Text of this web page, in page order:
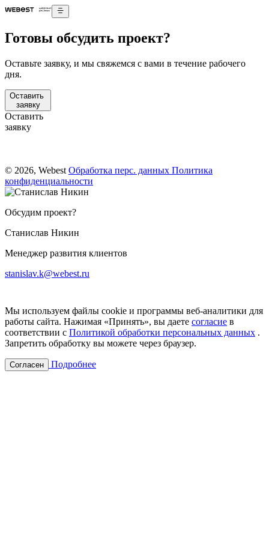
Готовы обсудить проект?
Оставьте заявку, и мы свяжемся с вами в течение рабочего
дня.
Оставить
заявку
Оставить
заявку
© 2026, Webest Обработка перс. данных Политика
конфиденциальности
Обсудим проект?
Станислав Никин
Менеджер развития клиентов
stanislav.k@webest.ru
Мы используем файлы cookie и программы веб-аналитики для
работы сайта. Нажимая «Принять», вы даете согласие в
соответствии с Политикой обработки персональных данных .
Запретить обработку вы можете через браузер.
Согласен Подробнее